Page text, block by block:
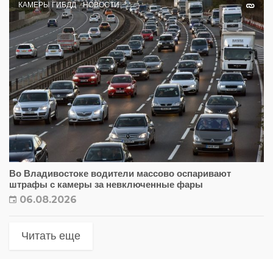
КАМЕРЫ ГИБДД НОВОСТИ
Во Владивостоке водители массово оспаривают
штрафы с камеры за невключенные фары
06.08.2026
Читать еще